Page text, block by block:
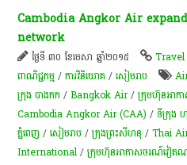
Cambodia Angkor Air
network
ថ្ងៃទី ៣០ ខែមេសា ឆ្នាំ២០១៥
ពាណិជ្ជកម្ម /ការវិនិយោគ /សៀមរាប
ក្រុង បាងកក /Bangkok Air/ក្រុមហ៊ុន​អា
Cambodia Angkor Air (CAA) /ទីក្រុង
ភ្នំពេញ /សៀមរាប /ក្រុងព្រះសីហនុ /Thai
International /ក្រុមហ៊ុនអាកាសចរណ៍វៀត